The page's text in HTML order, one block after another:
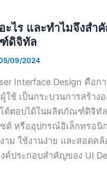
ะไร และทำไมจึงสำ
ดิจิทัล
09/2024
Interface Design คือก
ใช้ เป็นกระบวนการสร้าง
ต้ตอบได้ในผลิตภัณฑ์ดิจิทั
ต์ หรืออุปกรณ์อิเล็กทรอนิ
าม ใช้งานง่าย และสอดคล้
ค์ประกอบสำคัญของ UI